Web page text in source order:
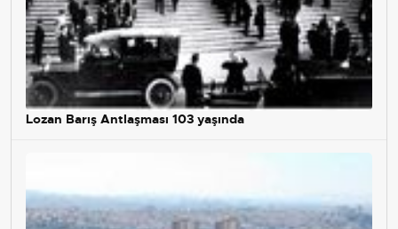
Lozan Barış Antlaşması 103 yaşında